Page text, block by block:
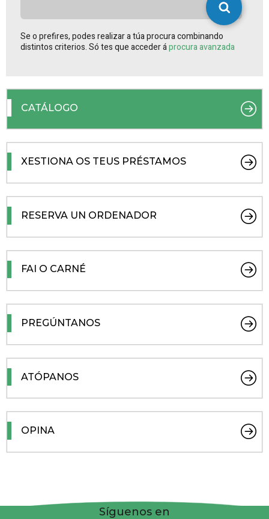
Se o prefires, podes realizar a túa procura combinando
distintos criterios. Só tes que acceder áprocura avanzada
CATÁLOGO
XESTIONA OS TEUS PRÉSTAMOS
RESERVA UN ORDENADOR
FAI O CARNÉ
PREGÚNTANOS
ATÓPANOS
OPINA
Síguenos en